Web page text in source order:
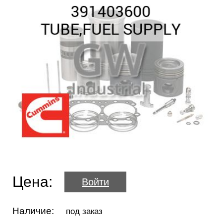
Цена: Войти
Наличие: под заказ